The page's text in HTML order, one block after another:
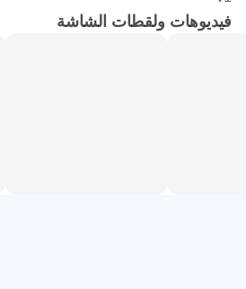
فيديوهات ولقطات الشاشة